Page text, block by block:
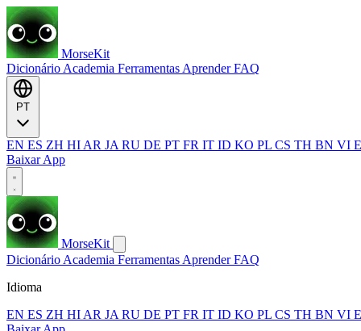
MorseKit
Dicionário Academia Ferramentas AprenderFAQ
EN ES ZH HI AR JA RU DE PT FR IT ID KO PL CS TH BN VI
Baixar App
MorseKit
Dicionário Academia Ferramentas AprenderFAQ
Idioma
EN ES ZH HI AR JA RU DE PT FR IT ID KO PL CS TH BN VI